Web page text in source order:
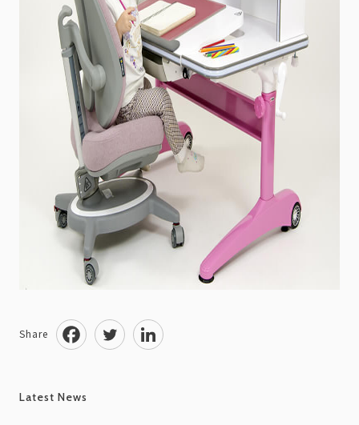
Share
Latest News